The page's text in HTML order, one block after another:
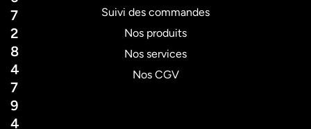
7
2
8
4
7
9
4
Suivi des commandes
Nos produits
Nos services
Nos CGV